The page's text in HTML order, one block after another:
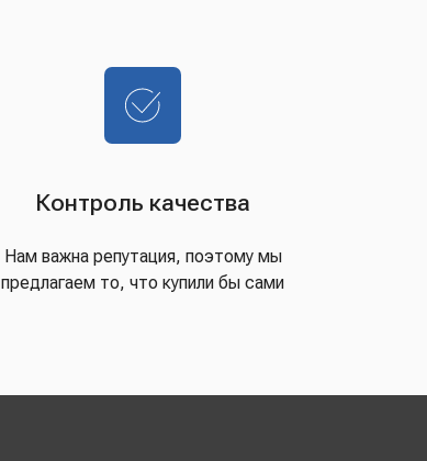
Контроль качества
Нам важна репутация, поэтому мы
предлагаем то, что купили бы сами